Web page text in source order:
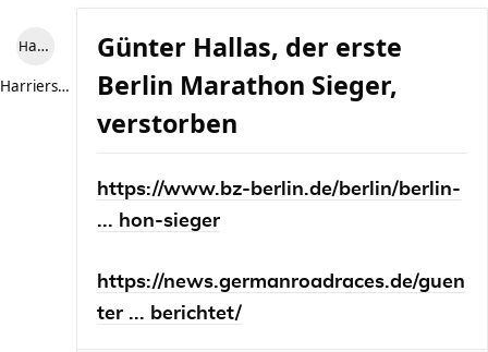
Harriersand reloaded
Harriersand reloaded
Günter Hallas, der erste
Berlin Marathon Sieger,
verstorben
https://www.bz-berlin.de/berlin/berlin-
... hon-sieger
https://news.germanroadraces.de/guen
ter ... berichtet/